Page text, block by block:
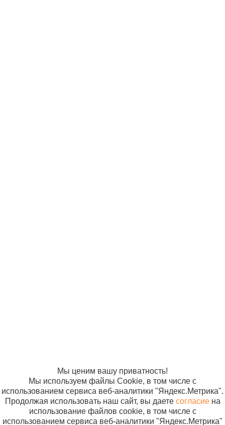
Мы ценим вашу приватность!
Мы используем файлы Cookie, в том числе с
использованием сервиса веб-аналитики "Яндекс.Метрика".
Продолжая использовать наш сайт, вы даете согласиена
использование файлов cookie, в том числе с
использованием сервиса веб-аналитики "Яндекс.Метрика"